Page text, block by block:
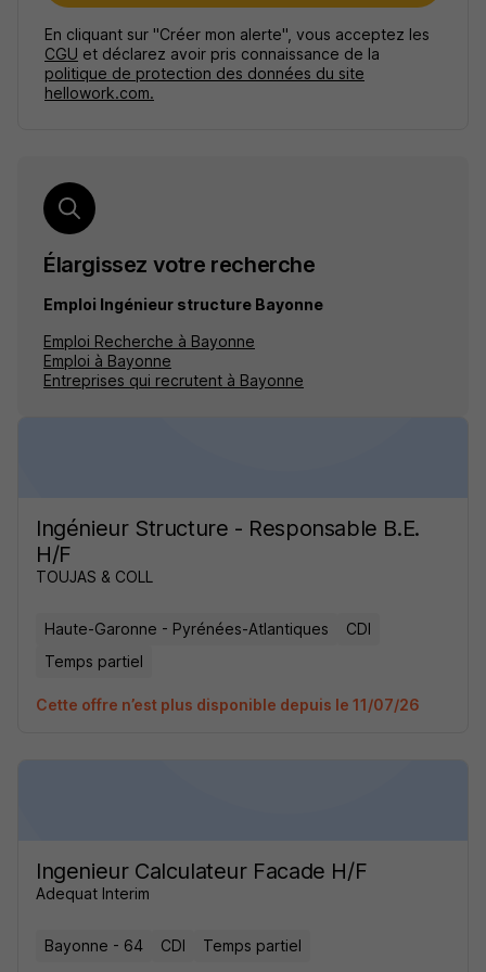
En cliquant sur "Créer mon alerte", vous acceptez les
CGU et déclarez avoir pris connaissance de la
politique de protection des données du site
hellowork.com.
Élargissez votre recherche
Emploi Ingénieur structure Bayonne
Emploi Recherche à Bayonne
Emploi à Bayonne
Entreprises qui recrutent à Bayonne
Ingénieur Structure - Responsable B.E.
H/F
TOUJAS & COLL
Haute-Garonne - Pyrénées-Atlantiques
CDI
Temps partiel
Cette offre n’est plus disponible depuis le 11/07/26
Ingenieur Calculateur Facade H/F
Adequat Interim
Bayonne - 64 CDI Temps partiel